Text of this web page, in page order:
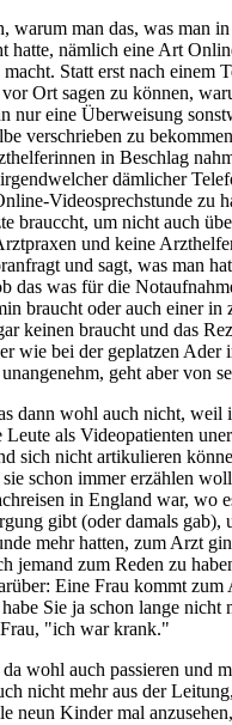
warum man das, was man
hatte, nämlich eine Art
Statt erst nach einem
Ort sagen zu können,
nur eine Überweisung
verschrieben zu
in Beschlag
dämlicher
Video­sprechstunde zu
brauccht, um nicht auch
und keine
und sagt, was man
das was für die
braucht oder auch einer in
keinen braucht und das
wie bei der geplatzen Ader
geht aber von
dann wohl auch nicht, weil
Leute als Video­patienten
sich nicht artikulieren
schon immer erzählen
in England war, wo
gibt (oder damals gab),
mehr hatten, zum Arzt
jemand zum Reden zu
Eine Frau kommt
Sie ja schon lange nicht
"ich war krank."
wohl auch passieren und
nicht mehr aus der
neun Kinder mal